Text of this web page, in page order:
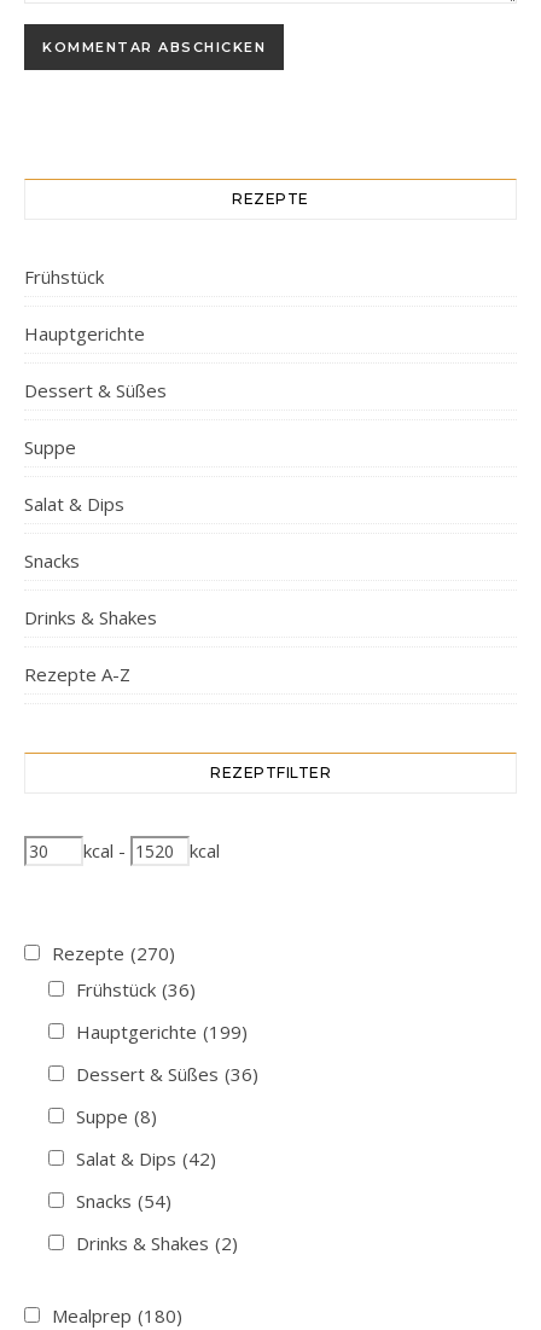
REZEPTE
Frühstück
Hauptgerichte
Dessert & Süßes
Suppe
Salat & Dips
Snacks
Drinks & Shakes
Rezepte A-Z
REZEPTFILTER
kcal - kcal
Rezepte (270)
Frühstück (36)
Hauptgerichte (199)
Dessert & Süßes (36)
Suppe (8)
Salat & Dips (42)
Snacks (54)
Drinks & Shakes (2)
Mealprep (180)